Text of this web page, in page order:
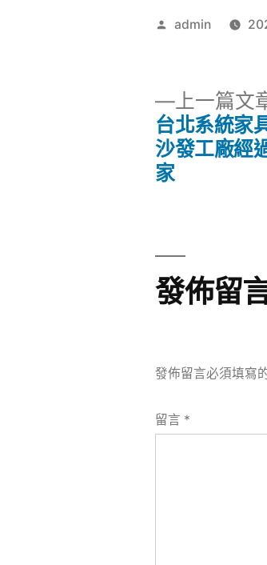
作
admin
上一篇文
台北系統家
沙發工廠經
家
發佈留
發佈留言必須填寫
留言 *